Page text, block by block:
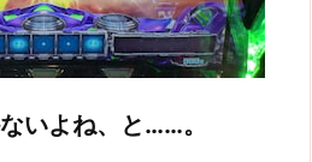
いよね、と……。